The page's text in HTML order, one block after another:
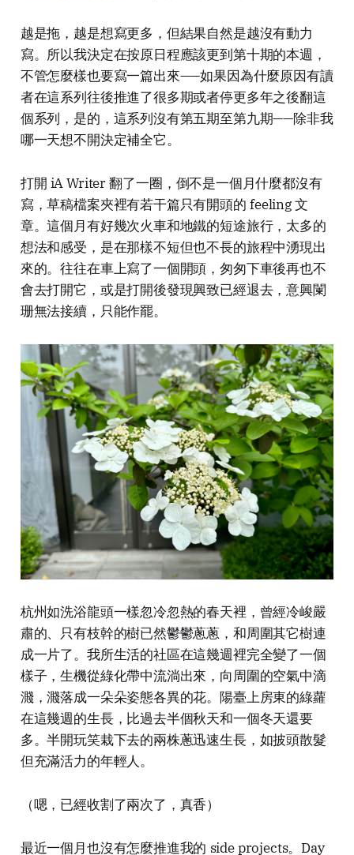
越是拖，越是想寫更多，但結果自然是越沒有動力
寫。所以我決定在按原日程應該更到第十期的本週，
不管怎麼樣也要寫一篇出來——如果因為什麼原因有讀
者在這系列往後推進了很多期或者停更多年之後翻這
個系列，是的，這系列沒有第五期至第九期——除非我
哪一天想不開決定補全它。
打開 iA Writer翻了一圈，倒不是一個月什麼都沒有
寫，草稿檔案夾裡有若干篇只有開頭的 feeling文
章。這個月有好幾次火車和地鐵的短途旅行，太多的
想法和感受，是在那樣不短但也不長的旅程中湧現出
來的。往往在車上寫了一個開頭，匆匆下車後再也不
會去打開它，或是打開後發現興致已經退去，意興闌
珊無法接續，只能作罷。
杭州如洗浴龍頭一樣忽冷忽熱的春天裡，曾經冷峻嚴
肅的、只有枝幹的樹已然鬱鬱蔥蔥，和周圍其它樹連
成一片了。我所生活的社區在這幾週裡完全變了一個
樣子，生機從綠化帶中流淌出來，向周圍的空氣中滴
濺，濺落成一朵朵姿態各異的花。陽臺上房東的綠蘿
在這幾週的生長，比過去半個秋天和一個冬天還要
多。半開玩笑栽下去的兩株蔥迅速生長，如披頭散髮
但充滿活力的年輕人。
（嗯，已經收割了兩次了，真香）
最近一個月也沒有怎麼推進我的 side projects。 Day